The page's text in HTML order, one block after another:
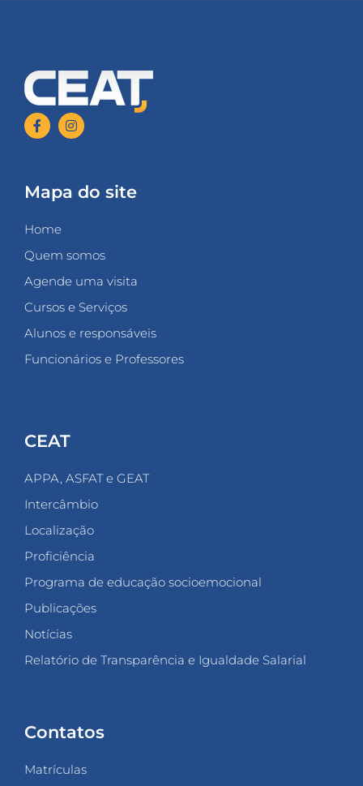
Mapa do site
Home
Quem somos
Agende uma visita
Cursos e Serviços
Alunos e responsáveis
Funcionários e Professores
CEAT
APPA, ASFAT e GEAT
Intercâmbio
Localização
Proficiência
Programa de educação socioemocional
Publicações
Notícias
Relatório de Transparência e Igualdade Salarial
Contatos
Matrículas